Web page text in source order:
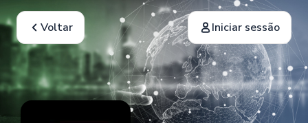
Voltar Iniciar sessão